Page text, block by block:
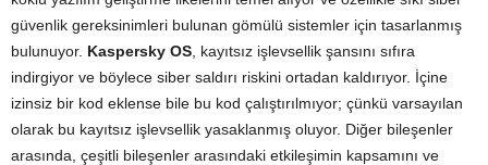
güvenlik gereksinimleri bulunan gömülü sistemler için tasarlanmış
bulunuyor. Kaspersky OS , kayıtsız işlevsellik şansını sıfıra
indirgiyor ve böylece siber saldırı riskini ortadan kaldırıyor. İçine
izinsiz bir kod eklense bile bu kod çalıştırılmıyor; çünkü varsayılan
olarak bu kayıtsız işlevsellik yasaklanmış oluyor. Diğer bileşenler
arasında, çeşitli bileşenler arasındaki etkileşimin kapsamını ve